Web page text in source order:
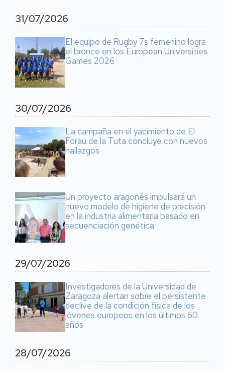
31/07/2026
El equipo de Rugby 7s femenino logra
el bronce en los European Universities
Games 2026
30/07/2026
La campaña en el yacimiento de El
Forau de la Tuta concluye con nuevos
hallazgos
Un proyecto aragonés impulsará un
nuevo modelo de higiene de precisión
en la industria alimentaria basado en
secuenciación genética
29/07/2026
Investigadores de la Universidad de
Zaragoza alertan sobre el persistente
declive de la condición física de los
jóvenes europeos en los últimos 60
años
28/07/2026